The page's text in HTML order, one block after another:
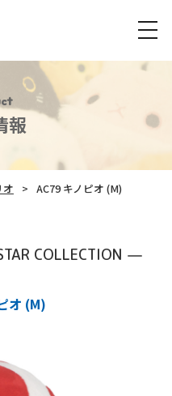
報
オ AC79 キノピオ (M)
COLLECTION
オ (M)